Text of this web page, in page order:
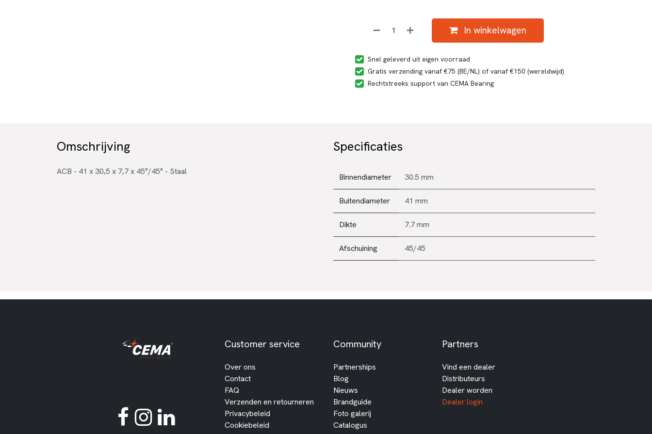
In winkelwagen
Snel geleverd uit eigen voorraad
Gratis verzending vanaf €75 (BE/NL) of vanaf €150 (wereldwijd)
Rechtstreeks support van CEMA Bearing
Omschrijving
ACB - 41 x 30,5 x 7,7 x 45°/45° - Staal
Specificaties
Binnendiameter 30.5 mm
Buitendiameter 41 mm
Dikte 7.7 mm
Afschuining 45/45
Customer service
Over ons
Contact
FAQ
Verzenden en retourneren
Privacybeleid
Cookiebeleid
Community
Partnerships
Blog
Nieuws
Brandguide
Foto galerij
Catalogus
Partners
Vind een dealer
Distributeurs
Dealer worden
Dealer login